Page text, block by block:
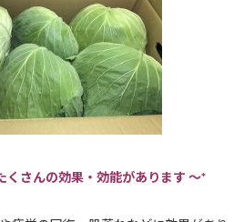
くさんの効果・効能があります ～*